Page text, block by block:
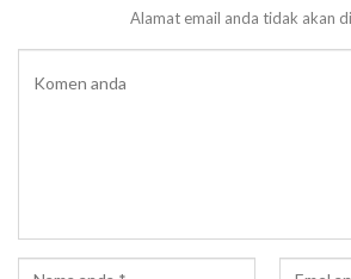
Alamat email anda tidak akan